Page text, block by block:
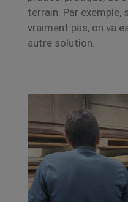
terrain. Par exemple,
vraiment pas, on va
autre solution.